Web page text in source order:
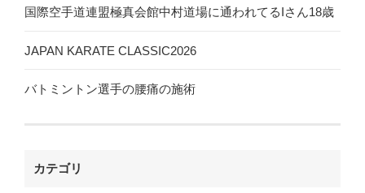
国際空手道連盟極真会館中村道場に通われてるIさん18歳
JAPAN KARATE CLASSIC2026
バトミントン選手の腰痛の施術
カテゴリ